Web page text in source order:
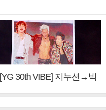
[YG 30th VIBE] 지누션→빅